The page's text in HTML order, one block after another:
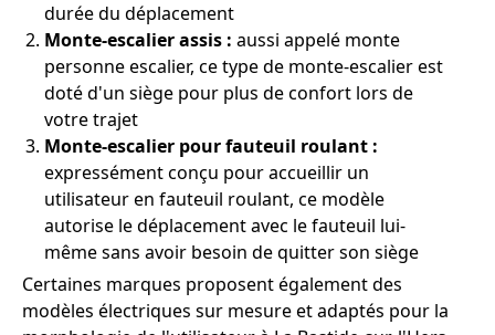
durée du déplacement
Monte-escalier assis : aussi appelé monte
personne escalier, ce type de monte-escalier est
doté d'un siège pour plus de confort lors de
votre trajet
Monte-escalier pour fauteuil roulant :
expressément conçu pour accueillir un
utilisateur en fauteuil roulant, ce modèle
autorise le déplacement avec le fauteuil lui-
même sans avoir besoin de quitter son siège
Certaines marques proposent également des
modèles électriques sur mesure et adaptés pour la